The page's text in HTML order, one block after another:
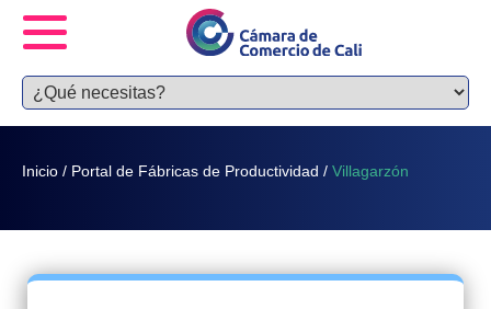
Inicio / Portal de Fábricas de Productividad / Villagarzón